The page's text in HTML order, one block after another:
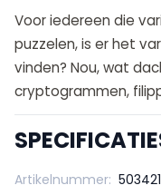
Voor iedereen die
puzzelen, is er het
vinden? Nou, wat
cryptogrammen,
Artikelnummer: 503421